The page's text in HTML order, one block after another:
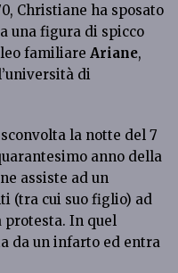
Christiane ha sposato
una figura di spicco
familiare Ariane,
di
la notte del 7
anno della
assiste ad un
(tra cui suo figlio) ad
In quel
da un infarto ed entra